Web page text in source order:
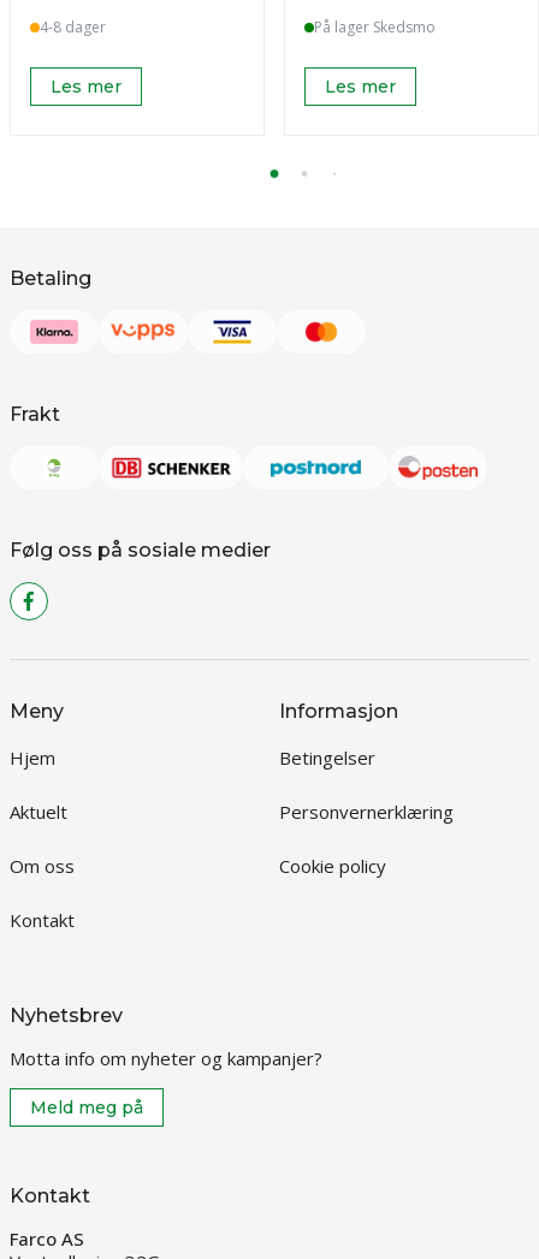
4-8 dager
Les mer
På lager Skedsmo
Les mer
Betaling
Frakt
Følg oss på sosiale medier
Meny
Hjem
Aktuelt
Om oss
Kontakt
Informasjon
Betingelser
Personvernerklæring
Cookie policy
Nyhetsbrev
Motta info om nyheter og kampanjer?
Meld meg på
Kontakt
Farco AS